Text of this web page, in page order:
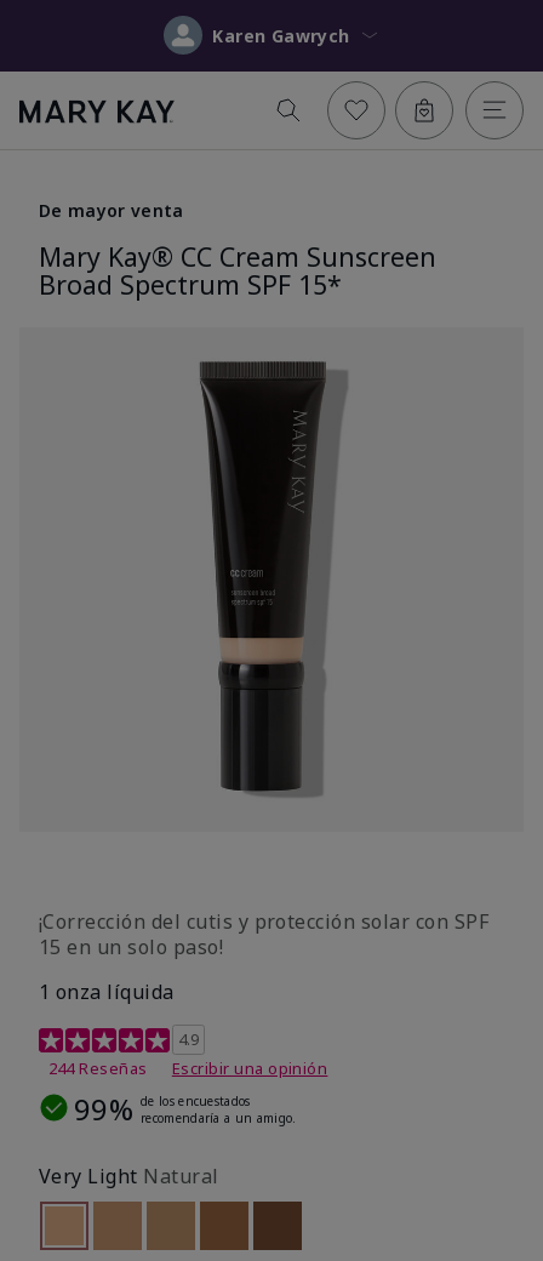
Karen Gawrych
De mayor venta
Mary Kay® CC Cream Sunscreen
Broad Spectrum SPF 15*
¡Corrección del cutis y protección solar con SPF
15 en un solo paso!
1 onza líquida
Calificación de clientes de 3,7 de 5
4.9
244 Reseñas
Escribir una opinión
99% de los encuestados
recomendaría a un amigo.
Very Light Natural
seleccionado
Out of stock